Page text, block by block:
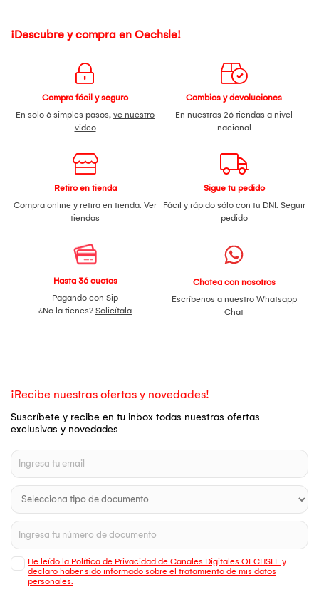
¡Descubre y compra en Oechsle!
Compra fácil y seguro
En solo 6 simples pasos, ve nuestro
video
Cambios y devoluciones
En nuestras 26 tiendas a nivel
nacional
Retiro en tienda
Compra online y retira en tienda. Ver
tiendas
Sigue tu pedido
Fácil y rápido sólo con tu DNI. Seguir
pedido
Hasta 36 cuotas
Pagando con Sip
¿No la tienes? Solicítala
Chatea con nosotros
Escríbenos a nuestro Whatsapp
Chat
¡Recibe nuestras ofertas y novedades!
Suscríbete y recibe en tu inbox todas nuestras ofertas
exclusivas y novedades
He leído la Política de Privacidad de Canales Digitales OECHSLE y
declaro haber sido informado sobre el tratamiento de mis datos
personales.